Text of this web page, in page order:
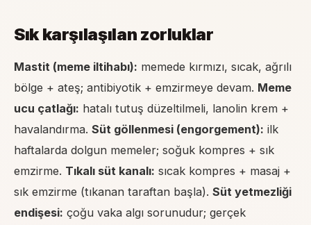
Sık karşılaşılan zorluklar
Mastit (meme iltihabı): memede kırmızı, sıcak, ağrılı
bölge + ateş; antibiyotik + emzirmeye devam. Meme
ucu çatlağı: hatalı tutuş düzeltilmeli, lanolin krem +
havalandırma. Süt göllenmesi (engorgement): ilk
haftalarda dolgun memeler; soğuk kompres + sık
emzirme. Tıkalı süt kanalı: sıcak kompres + masaj +
sık emzirme (tıkanan taraftan başla). Süt yetmezliği
endişesi: çoğu vaka algı sorunudur; gerçek